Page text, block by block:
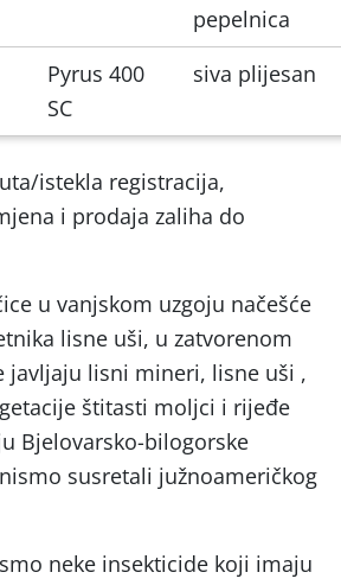
pepelnica
Pyrus 400
SC
siva plijesan
istekla registracija,
i prodaja zaliha do
u vanjskom uzgoju načešće
lisne uši, u zatvorenom
javljaju lisni mineri, lisne uši ,
štitasti moljci i rijeđe
Bjelovarsko-bilogorske
susretali južnoameričkog
neke insekticide koji imaju